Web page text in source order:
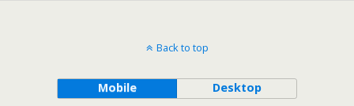
Back to top
Mobile Desktop